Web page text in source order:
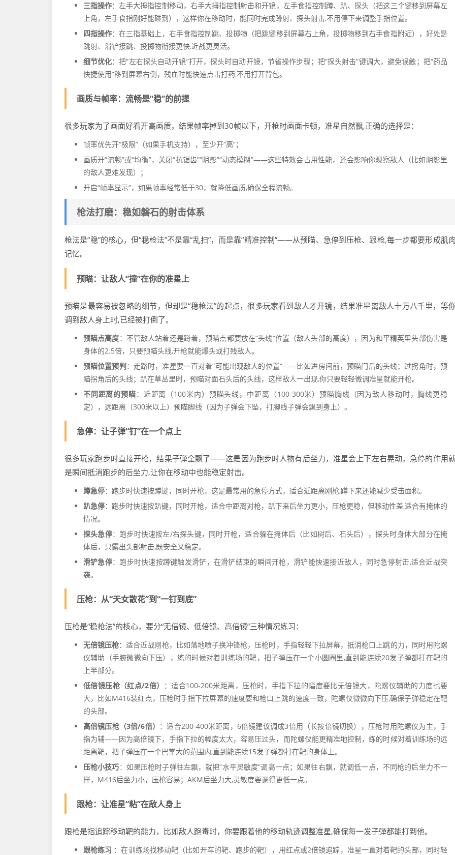
三指操作：左手大拇指控制移动，右手大拇指控制射击和开镜，左手食指控制蹲、趴、探头（把这三个键移到屏幕左
上角，左手食指刚好能碰到），这样你在移动时，能同时完成蹲射、探头射击,不用停下来调整手指位置。
四指操作：在三指基础上，右手食指控制跳、投掷物（把跳键移到屏幕右上角，投掷物移到右手食指附近），好处是
跳射、滑铲接跳、投掷物衔接更快,近战更灵活。
细节优化：把“左右探头自动开镜”打开，探头时自动开镜，节省操作步骤；把“探头射击”键调大，避免误触；把“药品
快捷使用”移到屏幕右侧，残血时能快速点击打药,不用打开背包。
画质与帧率：流畅是“稳”的前提
很多玩家为了画面好看开高画质，结果帧率掉到30帧以下，开枪时画面卡顿，准星自然飘,正确的选择是：
帧率优先开“极限”（如果手机支持），至少开“高”；
画质开“流畅”或“均衡”，关闭“抗锯齿”“阴影”“动态模糊”——这些特效会占用性能，还会影响你观察敌人（比如阴影里
的敌人更难发现）；
开启“帧率显示”，如果帧率经常低于30，就降低画质,确保全程流畅。
枪法打磨：稳如磐石的射击体系
枪法是“稳”的核心，但“稳枪法”不是靠“乱扫”，而是靠“精准控制”——从预瞄、急停到压枪、跟枪,每一步都要形成肌
记忆。
预瞄：让敌人“撞”在你的准星上
预瞄是最容易被忽略的细节，但却是“稳枪法”的起点，很多玩家看到敌人才开镜，结果准星离敌人十万八千里，等
调到敌人身上时,已经被打倒了。
预瞄点高度：不管敌人站着还是蹲着，预瞄点都要放在“头线”位置（敌人头部的高度），因为和平精英里头部伤害是
身体的2.5倍，只要预瞄头线,开枪就能爆头或打残敌人。
预瞄位置预判：走路时，准星要一直对着“可能出现敌人的位置”——比如进房间前，预瞄门后的头线；过拐角时，预
瞄拐角后的头线；趴在草丛里时，预瞄对面石头后的头线，这样敌人一出现,你只要轻轻微调准星就能开枪。
不同距离的预瞄：近距离（100米内）预瞄头线，中距离（100-300米）预瞄胸线（因为敌人移动时，胸线更稳
定），远距离（300米以上）预瞄脚线（因为子弹会下坠，打脚线子弹会飘到身上）。
急停：让子弹“钉”在一个点上
很多玩家跑步时直接开枪，结果子弹全飘了——这是因为跑步时人物有后坐力，准星会上下左右晃动，急停的作用
是瞬间抵消跑步的后坐力,让你在移动中也能稳定射击。
蹲急停：跑步时快速按蹲键，同时开枪，这是最常用的急停方式，适合近距离刚枪,蹲下来还能减少受击面积。
趴急停：跑步时快速按趴键，同时开枪，适合中距离对枪，趴下来后坐力更小，压枪更稳，但移动性差,适合有掩体的
情况。
探头急停：跑步时快速按左/右探头键，同时开枪，适合躲在掩体后（比如树后、石头后），探头时身体大部分在掩
体后，只露出头部射击,既安全又稳定。
滑铲急停：跑步时快速按蹲键触发滑铲，在滑铲结束的瞬间开枪，滑铲能快速接近敌人，同时急停射击,适合近战突
袭。
压枪：从“天女散花”到“一钉到底”
压枪是“稳枪法”的核心，要分“无倍镜、低倍镜、高倍镜”三种情况练习：
无倍镜压枪：适合近战刚枪，比如落地喷子换冲锋枪，压枪时，手指轻轻下拉屏幕，抵消枪口上跳的力，同时用陀螺
仪辅助（手腕微微向下压），练的时候对着训练场的靶，把子弹压在一个小圆圈里,直到能连续20发子弹都打在靶的
上半部分。
低倍镜压枪（红点/2倍）
：适合100-200米距离，压枪时，手指下拉的幅度要比无倍镜大，陀螺仪辅助的力度也要
大，比如M416装红点，压枪时手指下拉屏幕的速度要和枪口上跳的速度一致，陀螺仪微微向下压,确保子弹稳定在靶
的头部。
高倍镜压枪（3倍/6倍） ：适合200-400米距离，6倍镜建议调成3倍用（长按倍镜切换），压枪时用陀螺仪为主，手
指为辅——因为高倍镜下，手指下拉的幅度太大，容易压过头，而陀螺仪能更精准地控制，练的时候对着训练场的远
距离靶，把子弹压在一个巴掌大的范围内,直到能连续15发子弹都打在靶的身体上。
压枪小技巧：如果压枪时子弹往左飘，就把“水平灵敏度”调高一点；如果往右飘，就调低一点，不同枪的后坐力不一
样，M416后坐力小，压枪容易；AKM后坐力大,灵敏度要调得更低一点。
跟枪：让准星“粘”在敌人身上
跟枪是指追踪移动靶的能力，比如敌人跑毒时，你要跟着他的移动轨迹调整准星,确保每一发子弹都能打到他。
跟枪练习 ：在训练场找移动靶（比如开车的靶、跑步的靶），用红点或2倍镜追踪，准星一直对着靶的头部，同时轻